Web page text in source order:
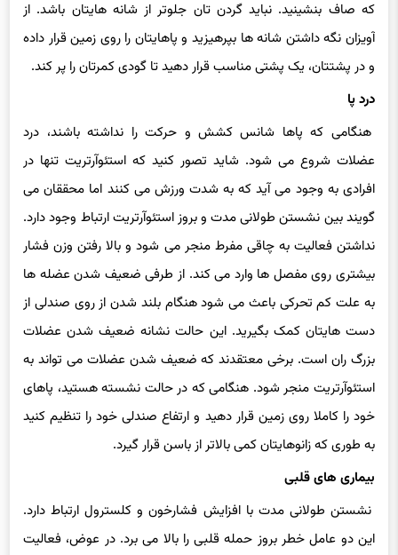
آویزان نگه داشتن شانه ها بپرهیزید و پاهایتان را روی زمین قرار داده
و در پشتتان، یک پشتی مناسب قرار دهید تا گودی کمرتان را پر کند.
درد پا
هنگامی که پاها شانس کشش و حرکت را نداشته باشند، درد
عضلات شروع می شود. شاید تصور کنید که استئوآرتریت تنها در
افرادی به وجود می آید که به شدت ورزش می کنند اما محققان می
گویند بین نشستن طولانی مدت و بروز استئوآرتریت ارتباط وجود دارد.
نداشتن فعالیت به چاقی مفرط منجر می شود و بالا رفتن وزن فشار
بیشتری روی مفصل ها وارد می کند. از طرفی ضعیف شدن عضله ها
به علت کم تحرکی باعث می شود هنگام بلند شدن از روی صندلی از
دست هایتان کمک بگیرید. این حالت نشانه ضعیف شدن عضلات
بزرگ ران است. برخی معتقدند که ضعیف شدن عضلات می تواند به
استئوآرتریت منجر شود. هنگامی که در حالت نشسته هستید، پاهای
خود را کاملا روی زمین قرار دهید و ارتفاع صندلی خود را تنظیم کنید
به طوری که زانوهایتان کمی بالاتر از باسن قرار گیرد.
بیماری های قلبی
نشستن طولانی مدت با افزایش فشارخون و کلسترول ارتباط دارد.
این دو عامل خطر بروز حمله قلبی را بالا می برد. در عوض، فعالیت
بدنی عملکرد رگ ها را بهبود می بخشد و باعث تنظیم ضربان قلب می